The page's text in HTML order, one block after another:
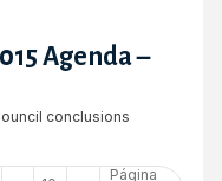
Agenda –
conclusions
Página